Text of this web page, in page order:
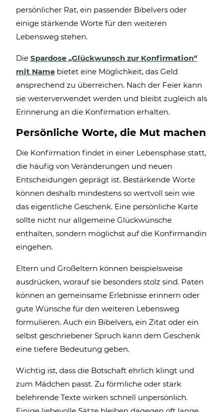
persönlicher Rat, ein passender Bibelvers oder
einige stärkende Worte für den weiteren
Lebensweg stehen.
Die Spardose „Glückwunsch zur Konfirmation“
mit Name bietet eine Möglichkeit, das Geld
ansprechend zu überreichen. Nach der Feier kann
sie weiterverwendet werden und bleibt zugleich als
Erinnerung an die Konfirmation erhalten.
Persönliche Worte, die Mut machen
Die Konfirmation findet in einer Lebensphase statt,
die häufig von Veränderungen und neuen
Entscheidungen geprägt ist. Bestärkende Worte
können deshalb mindestens so wertvoll sein wie
das eigentliche Geschenk. Eine persönliche Karte
sollte nicht nur allgemeine Glückwünsche
enthalten, sondern möglichst auf die Konfirmandin
eingehen.
Eltern und Großeltern können beispielsweise
ausdrücken, worauf sie besonders stolz sind. Paten
können an gemeinsame Erlebnisse erinnern oder
gute Wünsche für den weiteren Lebensweg
formulieren. Auch ein Bibelvers, ein Zitat oder ein
selbst geschriebener Spruch kann dem Geschenk
eine tiefere Bedeutung geben.
Wichtig ist, dass die Botschaft ehrlich klingt und
zum Mädchen passt. Zu förmliche oder stark
belehrende Texte wirken schnell unpersönlich.